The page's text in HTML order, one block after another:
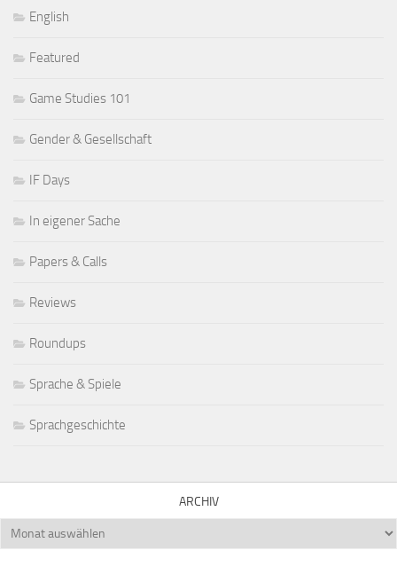
English
Featured
Game Studies 101
Gender & Gesellschaft
IF Days
In eigener Sache
Papers & Calls
Reviews
Roundups
Sprache & Spiele
Sprachgeschichte
ARCHIV
Archiv